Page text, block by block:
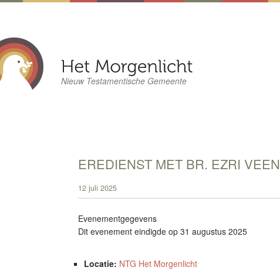
Nieuw Testamentische Gemeente
EREDIENST MET BR. EZRI VEEN
12 juli 2025
Evenementgegevens
Dit evenement eindigde op 31 augustus 2025
Locatie: NTG Het Morgenlicht